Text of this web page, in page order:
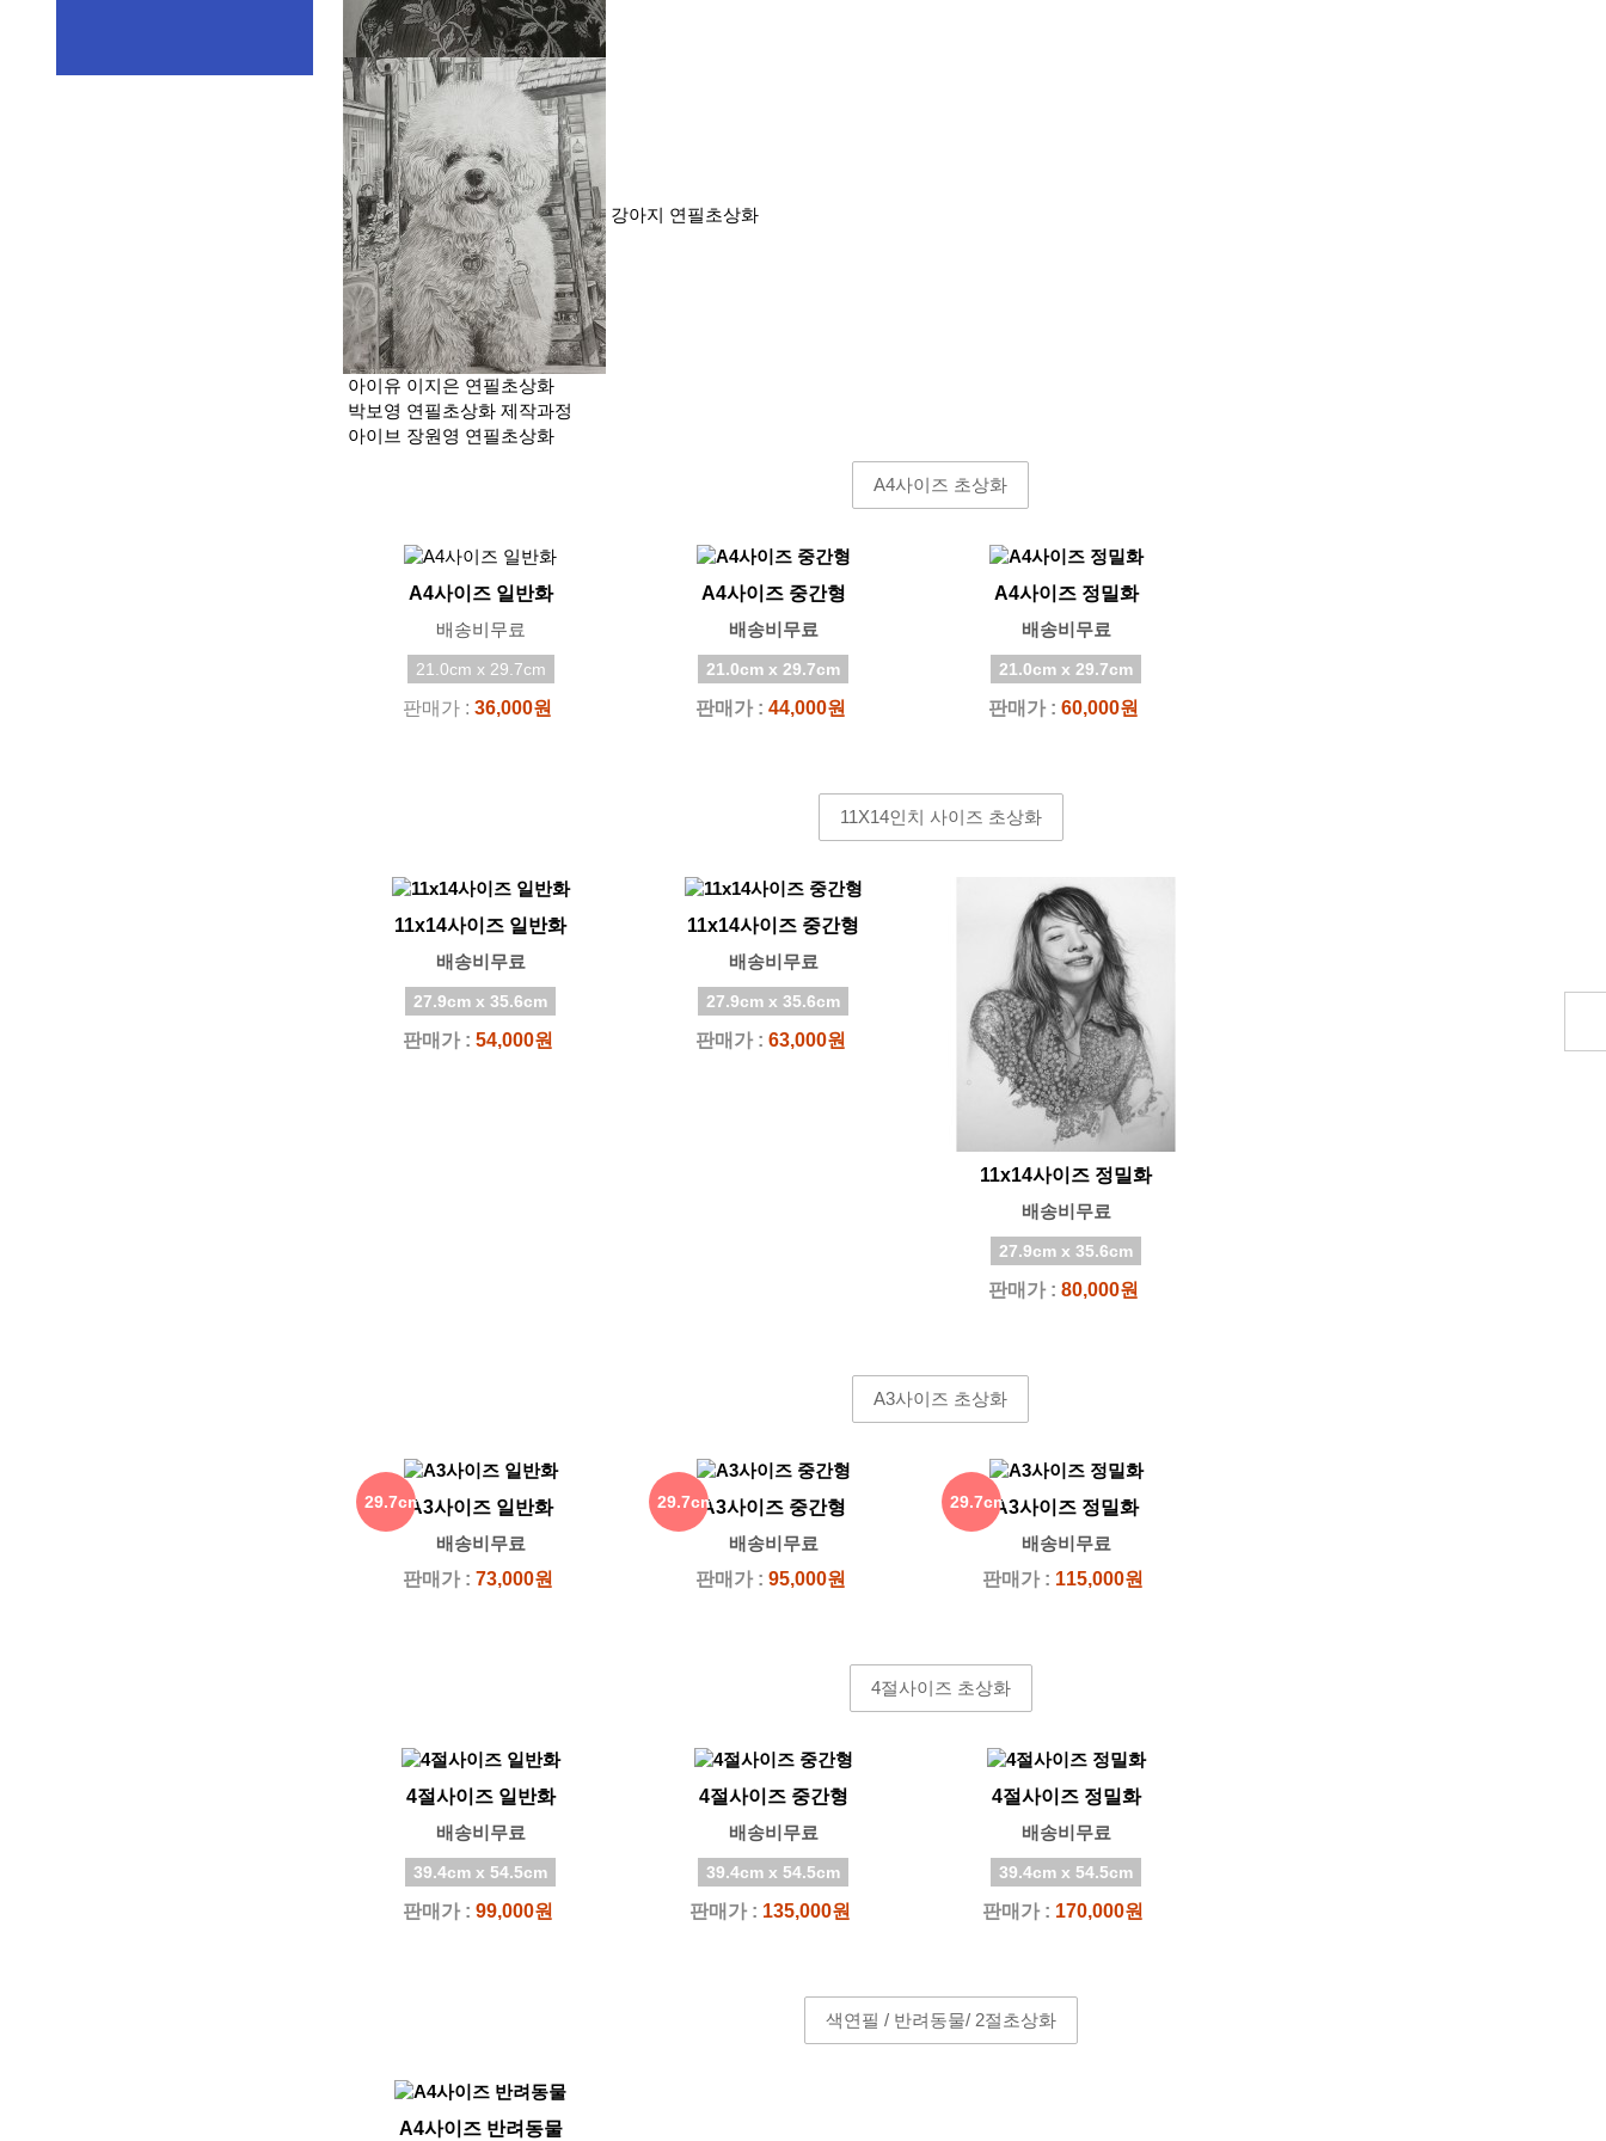
강아지 연필초상화
아이유 이지은 연필초상화
박보영 연필초상화 제작과정
아이브 장원영 연필초상화
A4사이즈 초상화
A4사이즈 일반화
배송비무료
21.0cm x 29.7cm
판매가 : 36,000원
A4사이즈 중간형
배송비무료
21.0cm x 29.7cm
판매가 : 44,000원
A4사이즈 정밀화
배송비무료
21.0cm x 29.7cm
판매가 : 60,000원
11X14인치 사이즈 초상화
11x14사이즈 일반화
배송비무료
27.9cm x 35.6cm
판매가 : 54,000원
11x14사이즈 중간형
배송비무료
27.9cm x 35.6cm
판매가 : 63,000원
11x14사이즈 정밀화
배송비무료
27.9cm x 35.6cm
판매가 : 80,000원
A3사이즈 초상화
A3사이즈 일반화
배송비무료
29.7cm
판매가 : 73,000원
A3사이즈 중간형
배송비무료
29.7cm
판매가 : 95,000원
A3사이즈 정밀화
배송비무료
29.7cm
판매가 : 115,000원
4절사이즈 초상화
4절사이즈 일반화
배송비무료
39.4cm x 54.5cm
판매가 : 99,000원
4절사이즈 중간형
배송비무료
39.4cm x 54.5cm
판매가 : 135,000원
4절사이즈 정밀화
배송비무료
39.4cm x 54.5cm
판매가 : 170,000원
색연필 / 반려동물/ 2절초상화
A4사이즈 반려동물